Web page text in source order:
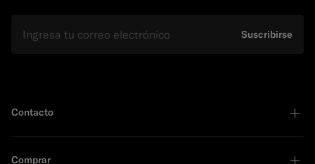
Suscribirse
Contacto
Comprar